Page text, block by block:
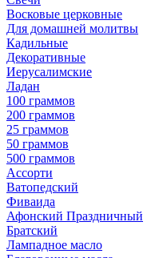
Восковые церковные
Для домашней молитвы
Кадильные
Декоративные
Иерусалимские
Ладан
100 граммов
200 граммов
25 граммов
50 граммов
500 граммов
Ассорти
Ватопедский
Фиваида
Афонский Праздничный
Братский
Лампадное масло